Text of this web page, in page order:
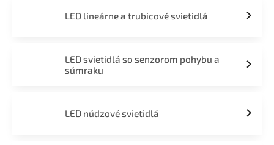
LED lineárne a trubicové svietidlá
LED svietidlá so senzorom pohybu a
súmraku
LED núdzové svietidlá